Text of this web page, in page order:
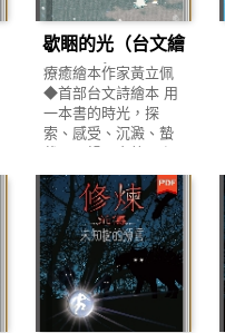
勢如破竹地打入決賽
時，妮妮卻不小心跌
倒受傷了。 帶傷上陣
的妮妮讓大家擔心得
不得了，就在媽媽決
定放棄比賽時……
【本書特色】 1.結合
國際運動潮流的原創
是什麼？ 3.知識點線
面，輕量化學習「排
球」相關體育知識 4.
從做中學，透過親子
互動體驗該項運動內
容 《叮咚GO運動》
系列特色： ★自核心
素養出發的原創故事
歇睏的光（台文繪
本）
療癒繪本作家黃立佩
◆首部台文詩繪本 用
一本書的時光，探
索、感受、沉澱、蟄
柔喚醒心裡的那道光
彼暗，心失電矣。 稀
微的夢嘈嘈滴， 每一
工攏親像 予滾水沖幾
若擺去， 無色，無
味…… 那一晚，心不
再發亮。 冷清的夢，
簌簌而下， 每個日子